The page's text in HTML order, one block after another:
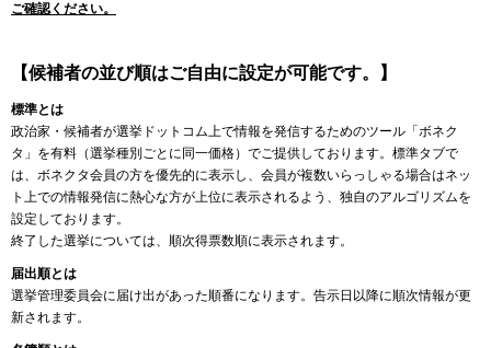
ご確認ください。
【候補者の並び順はご自由に設定が可能です。】
標準とは
政治家・候補者が選挙ドットコム上で情報を発信するためのツール「ボネク
タ」を有料（選挙種別ごとに同一価格）でご提供しております。標準タブで
は、ボネクタ会員の方を優先的に表示し、会員が複数いらっしゃる場合はネッ
ト上での情報発信に熱心な方が上位に表示されるよう、独自のアルゴリズムを
設定しております。
終了した選挙については、順次得票数順に表示されます。
届出順とは
選挙管理委員会に届け出があった順番になります。告示日以降に順次情報が更
新されます。